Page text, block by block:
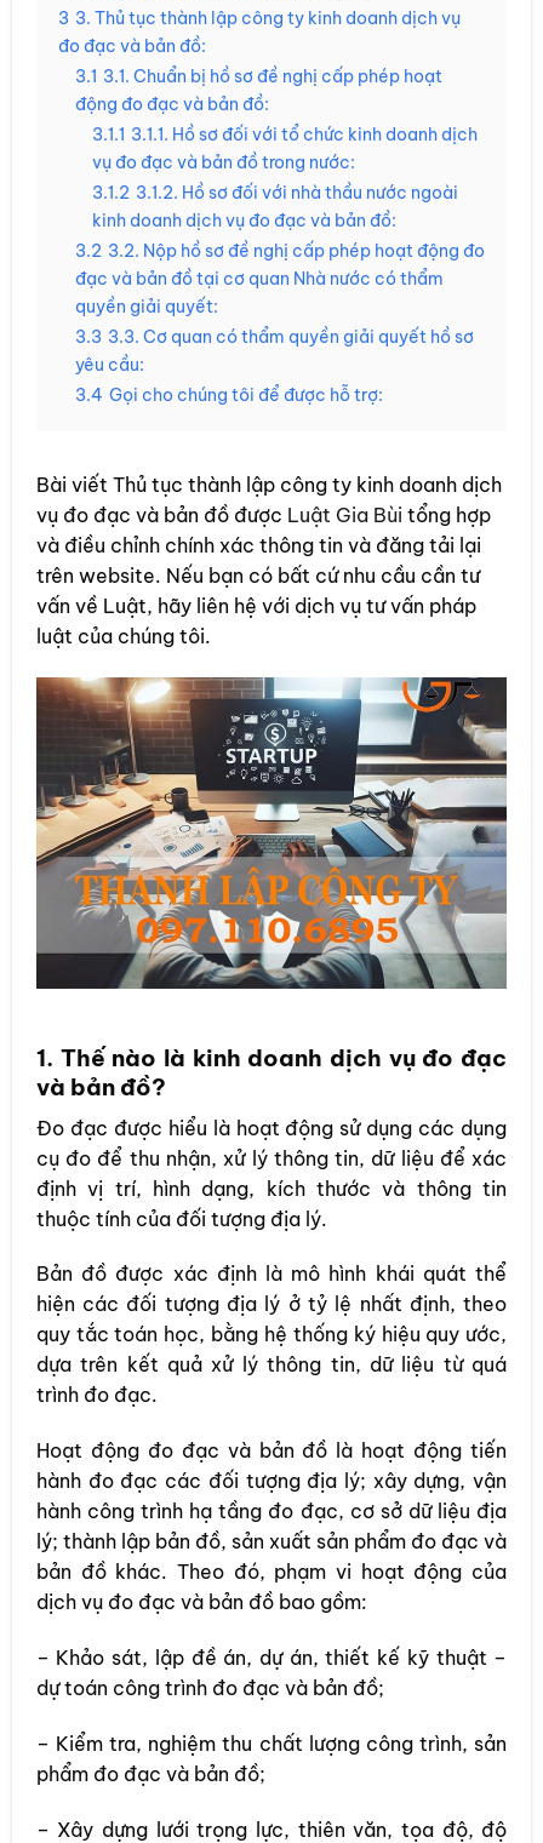
3 3. Thủ tục thành lập công ty kinh doanh dịch vụ
đo đạc và bản đồ:
3.1 3.1. Chuẩn bị hồ sơ đề nghị cấp phép hoạt
động đo đạc và bản đồ:
3.1.1 3.1.1. Hồ sơ đối với tổ chức kinh doanh dịch
vụ đo đạc và bản đồ trong nước:
3.1.2 3.1.2. Hồ sơ đối với nhà thầu nước ngoài
kinh doanh dịch vụ đo đạc và bản đồ:
3.2 3.2. Nộp hồ sơ đề nghị cấp phép hoạt động đo
đạc và bản đồ tại cơ quan Nhà nước có thẩm
quyền giải quyết:
3.3 3.3. Cơ quan có thẩm quyền giải quyết hồ sơ
yêu cầu:
3.4 Gọi cho chúng tôi để được hỗ trợ:
Bài viết Thủ tục thành lập công ty kinh doanh dịch
vụ đo đạc và bản đồ được Luật Gia Bùi tổng hợp
và điều chỉnh chính xác thông tin và đăng tải lại
trên website. Nếu bạn có bất cứ nhu cầu cần tư
vấn về Luật, hãy liên hệ với dịch vụ tư vấn pháp
luật của chúng tôi.
1. Thế nào là kinh doanh dịch vụ đo đạc
và bản đồ?
Đo đạc được hiểu là hoạt động sử dụng các dụng
cụ đo để thu nhận, xử lý thông tin, dữ liệu để xác
định vị trí, hình dạng, kích thước và thông tin
thuộc tính của đối tượng địa lý.
Bản đồ được xác định là mô hình khái quát thể
hiện các đối tượng địa lý ở tỷ lệ nhất định, theo
quy tắc toán học, bằng hệ thống ký hiệu quy ước,
dựa trên kết quả xử lý thông tin, dữ liệu từ quá
trình đo đạc.
Hoạt động đo đạc và bản đồ là hoạt động tiến
hành đo đạc các đối tượng địa lý; xây dựng, vận
hành công trình hạ tầng đo đạc, cơ sở dữ liệu địa
lý; thành lập bản đồ, sản xuất sản phẩm đo đạc và
bản đồ khác. Theo đó, phạm vi hoạt động của
dịch vụ đo đạc và bản đồ bao gồm:
– Khảo sát, lập đề án, dự án, thiết kế kỹ thuật –
dự toán công trình đo đạc và bản đồ;
– Kiểm tra, nghiệm thu chất lượng công trình, sản
phẩm đo đạc và bản đồ;
– Xây dựng lưới trọng lực, thiên văn, tọa độ, độ